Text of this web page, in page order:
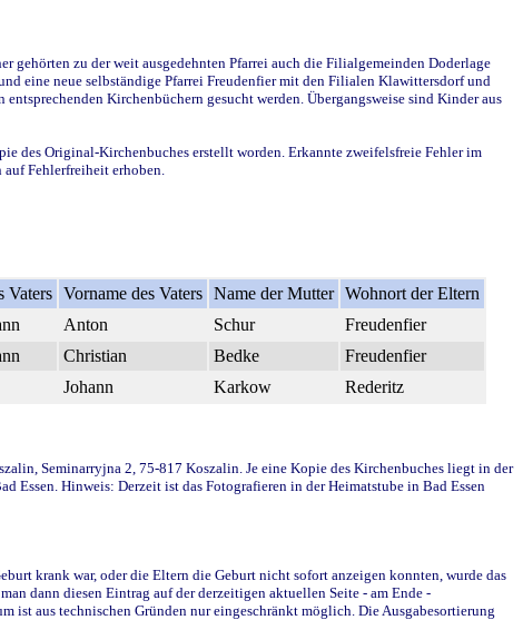
zu der weit ausgedehnten Pfarrei auch die Filialgemeinden Doderlage
eine neue selbständige Pfarrei Freudenfier mit den Filialen Klawittersdorf und
Kirchenbüchern gesucht werden. Übergangsweise sind Kinder aus
des Original-Kirchenbuches erstellt worden. Erkannte zweifelsfreie Fehler im
Fehlerfreiheit erhoben.
Vaters Vorname des Vaters Name der Mutter Wohnort der Eltern
Anton Schur
Freudenfier
Christian Bedke
Freudenfier
Johann Karkow Rederitz
Seminarryjna 2, 75-817 Koszalin. Je eine Kopie des Kirchenbuches liegt in der
Essen. Hinweis: Derzeit ist das Fotografieren in der Heimatstube in Bad Essen
krank war, oder die Eltern die Geburt nicht sofort anzeigen konnten, wurde das
dann diesen Eintrag auf der derzeitigen aktuellen Seite - am Ende -
ist aus technischen Gründen nur eingeschränkt möglich. Die Ausgabesortierung